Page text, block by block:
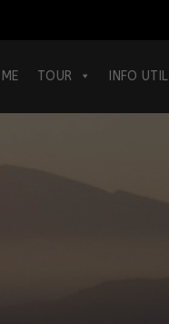
TOUR INFO UTILI